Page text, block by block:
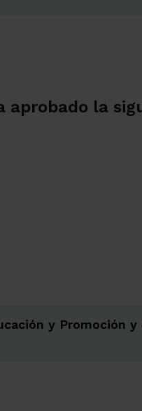
aprobado la
y Promoción y